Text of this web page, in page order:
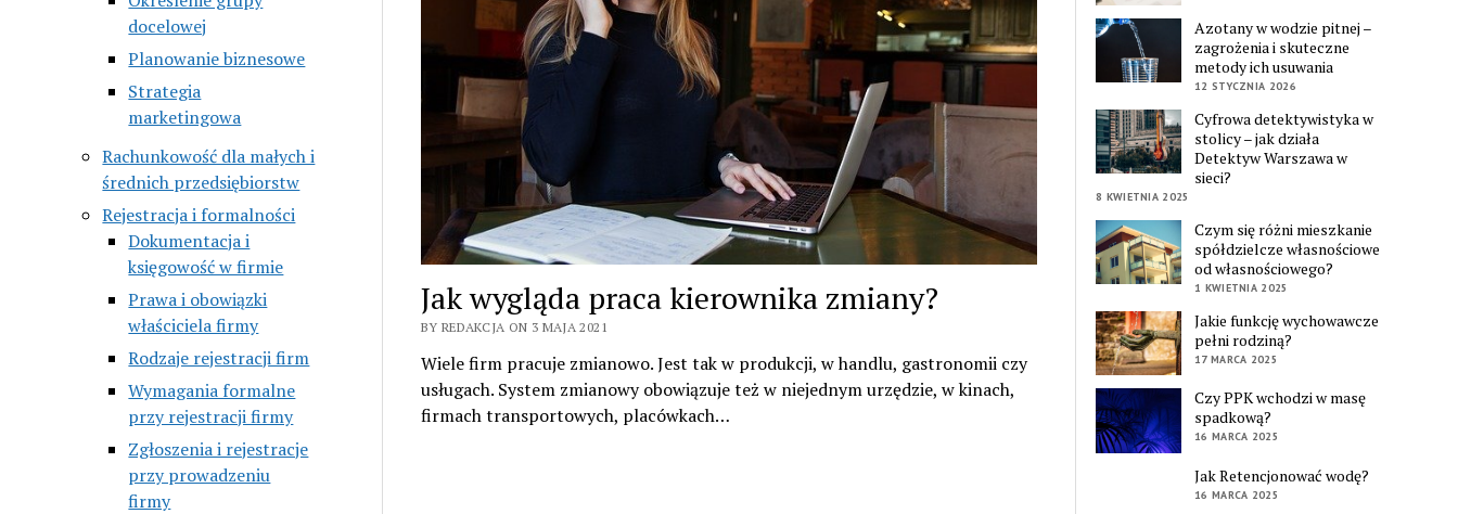
docelowej
Planowanie biznesowe
Strategia
marketingowa
Rachunkowość dla małych i
średnich przedsiębiorstw
Rejestracja i formalności
Dokumentacja i
księgowość w firmie
Prawa i obowiązki
właściciela firmy
Rodzaje rejestracji firm
Wymagania formalne
przy rejestracji firmy
Zgłoszenia i rejestracje
przy prowadzeniu
firmy
Jak wygląda praca kierownika zmiany?
BY REDAKCJA ON 3 MAJA 2021
Wiele firm pracuje zmianowo. Jest tak w produkcji, w handlu, gastronomii czy
usługach. System zmianowy obowiązuje też w niejednym urzędzie, w kinach,
firmach transportowych, placówkach…
Azotany w wodzie pitnej –
zagrożenia i skuteczne
metody ich usuwania
12 STYCZNIA 2026
Cyfrowa detektywistyka w
stolicy – jak działa
Detektyw Warszawa w
sieci?
8 KWIETNIA 2025
Czym się różni mieszkanie
spółdzielcze własnościowe
od własnościowego?
1 KWIETNIA 2025
Jakie funkcję wychowawcze
pełni rodziną?
17 MARCA 2025
Czy PPK wchodzi w masę
spadkową?
16 MARCA 2025
Jak Retencjonować wodę?
16 MARCA 2025